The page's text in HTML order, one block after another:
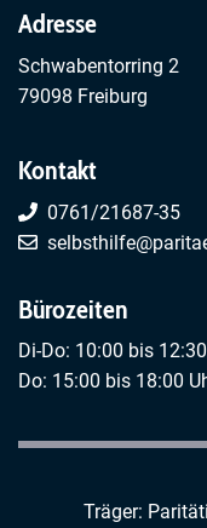
Adresse
Schwabentorring 2
79098 Freiburg
Kontakt
0761/21687-35
Bürozeiten
Di-Do: 10:00 bis
Do: 15:00 bis 18:00
Träger: